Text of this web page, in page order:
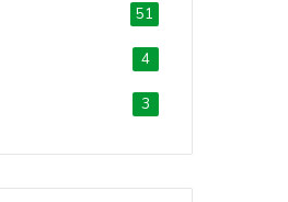
51
4
3